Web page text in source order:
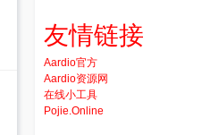
友情链接
Aardio官方
Aardio资源网
在线小工具
Pojie.Online